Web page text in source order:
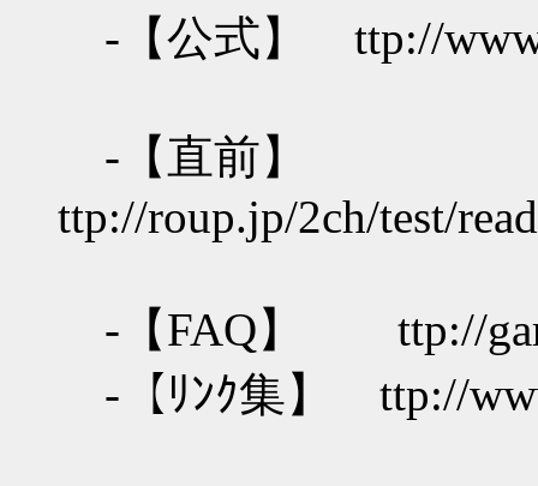
-【公式】 ttp://
-【直前】
ttp://roup.jp/2ch/test/
-【FAQ】 ttp://
-【ﾘﾝｸ集】 ttp://